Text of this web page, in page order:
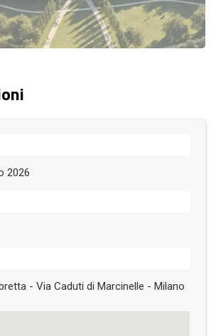
2026
- Via Caduti di Marcinelle - Milano